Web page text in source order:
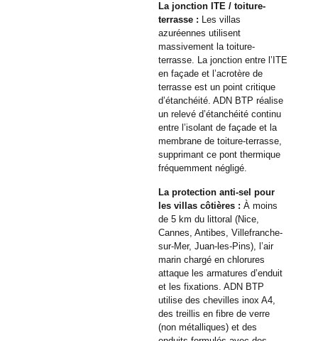
La jonction ITE / toiture-
terrasse : Les villas
azuréennes utilisent
massivement la toiture-
terrasse. La jonction entre l’ITE
en façade et l’acrotère de
terrasse est un point critique
d’étanchéité. ADN BTP réalise
un relevé d’étanchéité continu
entre l’isolant de façade et la
membrane de toiture-terrasse,
supprimant ce pont thermique
fréquemment négligé.
La protection anti-sel pour
les villas côtières : À moins
de 5 km du littoral (Nice,
Cannes, Antibes, Villefranche-
sur-Mer, Juan-les-Pins), l’air
marin chargé en chlorures
attaque les armatures d’enduit
et les fixations. ADN BTP
utilise des chevilles inox A4,
des treillis en fibre de verre
(non métalliques) et des